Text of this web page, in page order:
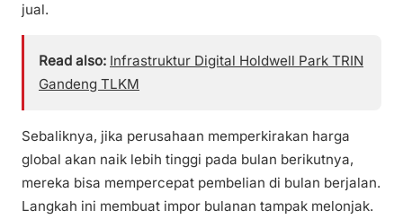
jual.
Read also: Infrastruktur Digital Holdwell Park TRIN
Gandeng TLKM
Sebaliknya, jika perusahaan memperkirakan harga
global akan naik lebih tinggi pada bulan berikutnya,
mereka bisa mempercepat pembelian di bulan berjalan.
Langkah ini membuat impor bulanan tampak melonjak.